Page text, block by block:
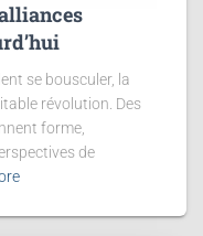
se bousculer, la
révolution. Des
forme,
de